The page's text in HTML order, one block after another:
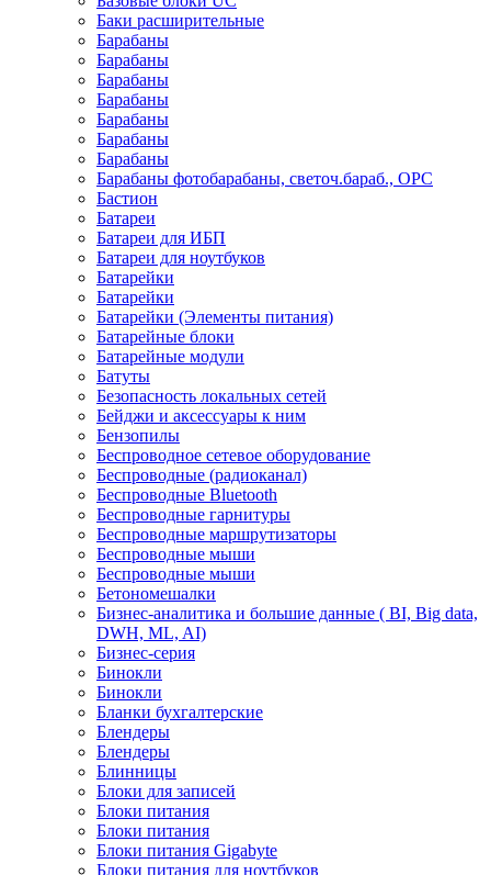
Баки расширительные
Барабаны
Барабаны
Барабаны
Барабаны
Барабаны
Барабаны
Барабаны
Барабаны фотобарабаны, светоч.бараб., OPC
Бастион
Батареи
Батареи для ИБП
Батареи для ноутбуков
Батарейки
Батарейки
Батарейки (Элементы питания)
Батарейные блоки
Батарейные модули
Батуты
Безопасность локальных сетей
Бейджи и аксесcуары к ним
Бензопилы
Беспроводное сетевое оборудование
Беспроводные (радиоканал)
Беспроводные Bluetooth
Беспроводные гарнитуры
Беспроводные маршрутизаторы
Беспроводные мыши
Беспроводные мыши
Бетономешалки
Бизнес-аналитика и большие данные ( BI, Big data,
DWH, ML, AI)
Бизнес-серия
Бинокли
Бинокли
Бланки бухгалтерские
Блендеры
Блендеры
Блинницы
Блоки для записей
Блоки питания
Блоки питания
Блоки питания Gigabyte
Блоки питания для ноутбуков